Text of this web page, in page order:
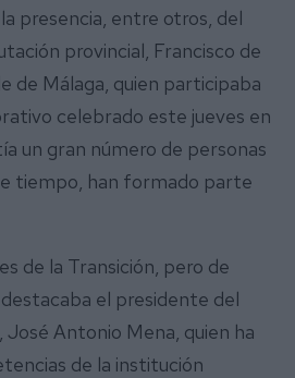
presencia, entre otros, del
provincial, Francisco de
de Málaga, quien participaba
celebrado este jueves en
un gran número de personas
tiempo, han formado parte
de la Transición, pero de
el presidente del
Antonio Mena, quien ha
de la institución